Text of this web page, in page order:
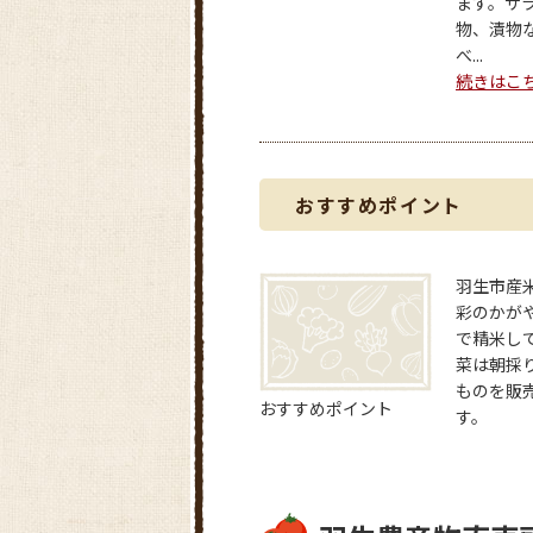
物、漬物
べ...
続きはこ
おすすめポイント
おすすめポイント
羽生市産
彩のかが
で精米し
菜は朝採
ものを販
す。